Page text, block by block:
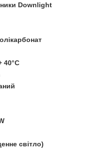
Downlight
40°С
світло)